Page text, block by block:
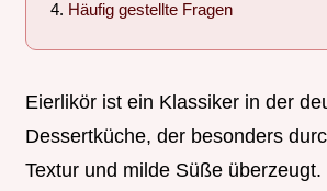
Häufig gestellte Fragen
Eierlikör ist ein Klassiker in der
Dessertküche, der besonders
Textur und milde Süße